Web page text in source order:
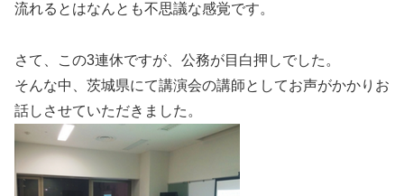
流れるとはなんとも不思議な感覚です。
さて、この3連休ですが、公務が目白押しでした。
そんな中、茨城県にて講演会の講師としてお声がかかりお
話しさせていただきました。